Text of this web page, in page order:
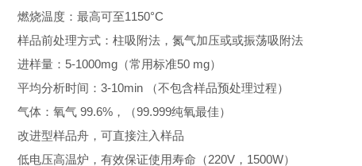
燃烧温度：最高可至1150°C
样品前处理方式：柱吸附法，氮气加压或或振荡吸附法
进样量： 5-1000mg（常用标准50 mg）
平均分析时间： 3-10min （不包含样品预处理过程）
气体：氧气 99.6%，（99.999纯氧最佳）
改进型样品舟，可直接注入样品
低电压高温炉，有效保证使用寿命（220V，1500W）